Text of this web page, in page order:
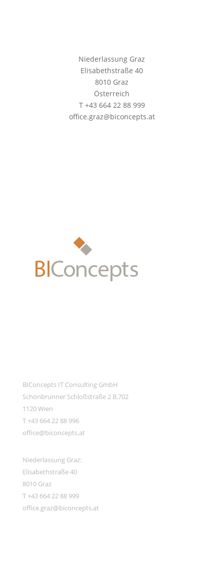
Niederlassung Graz
Elisabethstraße 40
8010 Graz
Österreich
T +43 664 22 88 999
office.graz@biconcepts.at
BIConcepts IT Consulting GmbH
Schönbrunner Schloßstraße 2 B.702
1120 Wien
T +43 664 22 88 996
office@biconcepts.at
Niederlassung Graz:
Elisabethstraße 40
8010 Graz
T +43 664 22 88 999
office.graz@biconcepts.at